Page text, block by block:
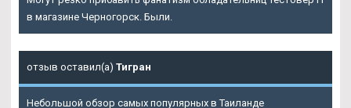
в магазине Черногорск. Были.
отзыв оставил(а) Тигран
Небольшой обзор самых популярных в Таиланде